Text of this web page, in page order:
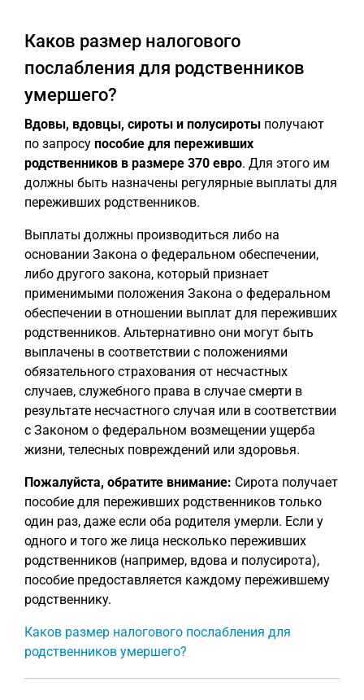
Каков размер налогового
послабления для родственников
умершего?
Вдовы, вдовцы, сироты и полусироты получают
по запросу пособие для переживших
родственников в размере 370 евро. Для этого им
должны быть назначены регулярные выплаты для
переживших родственников.
Выплаты должны производиться либо на
основании Закона о федеральном обеспечении,
либо другого закона, который признает
применимыми положения Закона о федеральном
обеспечении в отношении выплат для переживших
родственников. Альтернативно они могут быть
выплачены в соответствии с положениями
обязательного страхования от несчастных
случаев, служебного права в случае смерти в
результате несчастного случая или в соответствии
с Законом о федеральном возмещении ущерба
жизни, телесных повреждений или здоровья.
Пожалуйста, обратите внимание: Сирота получает
пособие для переживших родственников только
один раз, даже если оба родителя умерли. Если у
одного и того же лица несколько переживших
родственников (например, вдова и полусирота),
пособие предоставляется каждому пережившему
родственнику.
Каков размер налогового послабления для
родственников умершего?